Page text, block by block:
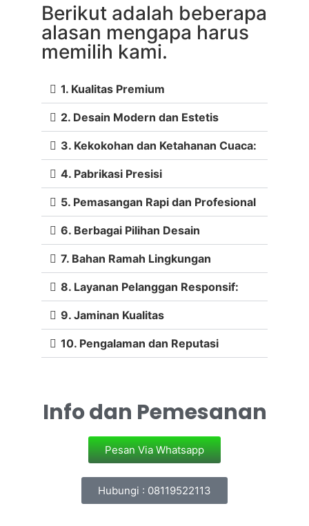
Berikut adalah beberapa
alasan mengapa harus
memilih kami.
1. Kualitas Premium
2. Desain Modern dan Estetis
3. Kekokohan dan Ketahanan Cuaca:
4. Pabrikasi Presisi
5. Pemasangan Rapi dan Profesional
6. Berbagai Pilihan Desain
7. Bahan Ramah Lingkungan
8. Layanan Pelanggan Responsif:
9. Jaminan Kualitas
10. Pengalaman dan Reputasi
Info dan Pemesanan
Pesan Via Whatsapp
Hubungi : 08119522113